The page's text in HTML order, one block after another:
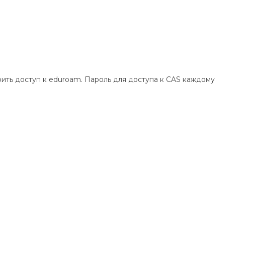
доступ к eduroam. Пароль для доступа к CAS каждому